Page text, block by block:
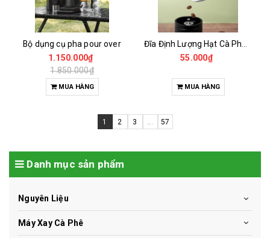
Bộ dụng cụ pha pour over
1.150.000₫
1.850.000₫
MUA HÀNG
55.000₫
MUA HÀNG
1 2 3 ... 57
Danh mục sản phẩm
Nguyên Liệu
Máy Xay Cà Phê